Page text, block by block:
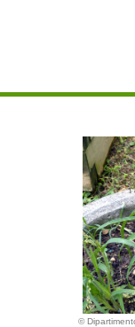
©